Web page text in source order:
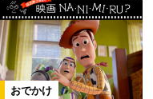
おでかけ